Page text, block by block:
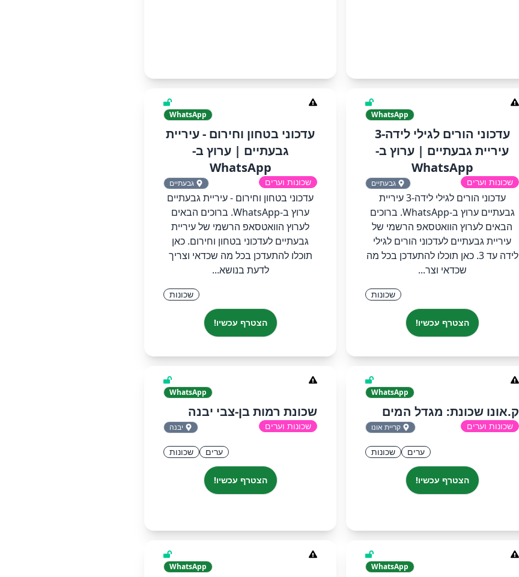
WhatsApp
‏‏עדכוני הורים לגילי לידה-3
עיריית גבעתיים‏ | ערוץ ב-
WhatsApp
שכונות וערים גבעתיים
‏‏עדכוני הורים לגילי לידה-3 עיריית
גבעתיים‏ ערוץ ב-WhatsApp.‏ ‏ברוכים
הבאים לערוץ הוואטסאפ הרשמי של
עיריית גבעתיים לעדכוני הורים לגילי
לידה עד 3. כאן תוכלו להתעדכן בכל מה
שכדאי וצר...
שכונות
הצטרף עכשיו!
WhatsApp
‏‏עדכוני בטחון וחירום - עיריית
גבעתיים‏ | ערוץ ב-
WhatsApp
שכונות וערים גבעתיים
‏‏עדכוני בטחון וחירום - עיריית גבעתיים‏
ערוץ ב-WhatsApp.‏ ‏ברוכים הבאים
לערוץ הוואטסאפ הרשמי של עיריית
גבעתיים לעדכוני בטחון וחירום. כאן
תוכלו להתעדכן בכל מה שכדאי וצריך
לדעת בנושא...
שכונות
הצטרף עכשיו!
WhatsApp
ק.אונו שכונת: מגדל המים
שכונות וערים קריית אונו
ערים שכונות
הצטרף עכשיו!
WhatsApp
שכונת רמות בן-צבי יבנה
שכונות וערים יבנה
ערים שכונות
הצטרף עכשיו!
WhatsApp
WhatsApp